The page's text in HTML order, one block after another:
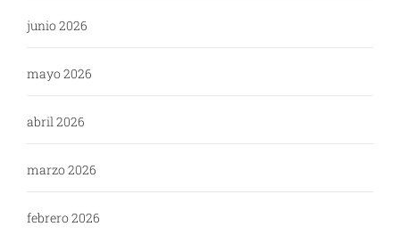
junio 2026
mayo 2026
abril 2026
marzo 2026
febrero 2026